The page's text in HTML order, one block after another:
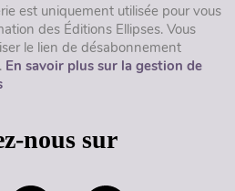
est uniquement utilisée pour vous
des Éditions Ellipses. Vous
le lien de désabonnement
En savoir plus sur la gestion de
nous sur